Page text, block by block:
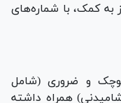
به کمک، با شماره‌های
و ضروری (شامل
همراه داشته